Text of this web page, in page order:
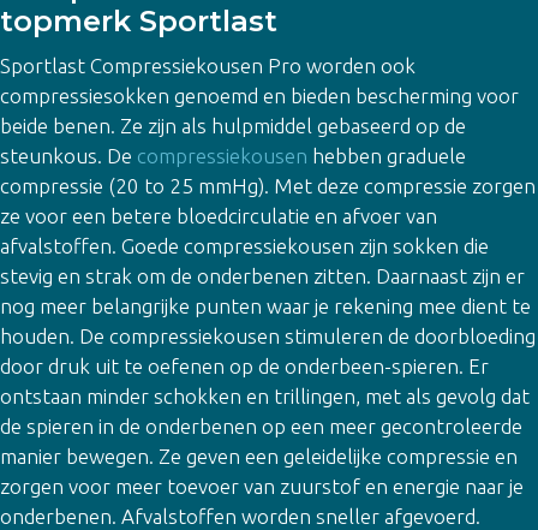
topmerk Sportlast
Sportlast Compressiekousen Pro worden ook
compressiesokken genoemd en bieden bescherming voor
beide benen. Ze zijn als hulpmiddel gebaseerd op de
steunkous. De compressiekousen hebben graduele
compressie (20 to 25 mmHg). Met deze compressie zorgen
ze voor een betere bloedcirculatie en afvoer van
afvalstoffen. Goede compressiekousen zijn sokken die
stevig en strak om de onderbenen zitten. Daarnaast zijn er
nog meer belangrijke punten waar je rekening mee dient te
houden. De compressiekousen stimuleren de doorbloeding
door druk uit te oefenen op de onderbeen-spieren. Er
ontstaan minder schokken en trillingen, met als gevolg dat
de spieren in de onderbenen op een meer gecontroleerde
manier bewegen. Ze geven een geleidelijke compressie en
zorgen voor meer toevoer van zuurstof en energie naar je
onderbenen. Afvalstoffen worden sneller afgevoerd.